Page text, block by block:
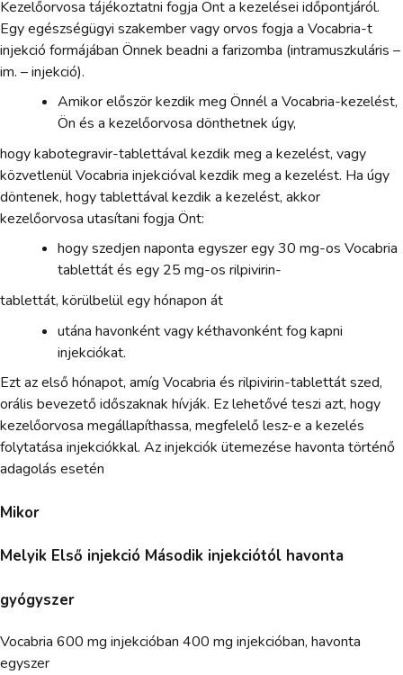
Kezelőorvosa tájékoztatni fogja Önt a kezelései időpontjáról.
Egy egészségügyi szakember vagy orvos fogja a Vocabria-t
injekció formájában Önnek beadni a farizomba (intramuszkuláris –
im. – injekció).
Amikor először kezdik meg Önnél a Vocabria-kezelést,
Ön és a kezelőorvosa dönthetnek úgy,
hogy kabotegravir-tablettával kezdik meg a kezelést, vagy
közvetlenül Vocabria injekcióval kezdik meg a kezelést. Ha úgy
döntenek, hogy tablettával kezdik a kezelést, akkor
kezelőorvosa utasítani fogja Önt:
hogy szedjen naponta egyszer egy 30 mg-os Vocabria
tablettát és egy 25 mg-os rilpivirin-
tablettát, körülbelül egy hónapon át
utána havonként vagy kéthavonként fog kapni
injekciókat.
Ezt az első hónapot, amíg Vocabria és rilpivirin-tablettát szed,
orális bevezető időszaknak hívják. Ez lehetővé teszi azt, hogy
kezelőorvosa megállapíthassa, megfelelő lesz-e a kezelés
folytatása injekciókkal. Az injekciók ütemezése havonta történő
adagolás esetén
Mikor
Melyik Első injekció Második injekciótól havonta
gyógyszer
Vocabria 600 mg injekcióban 400 mg injekcióban, havonta
egyszer